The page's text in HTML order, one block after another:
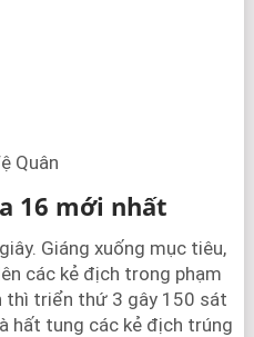
Quân
16 mới nhất
Giáng xuống mục tiêu,
các kẻ địch trong phạm
thì triển thứ 3 gây 150 sát
hất tung các kẻ địch trúng